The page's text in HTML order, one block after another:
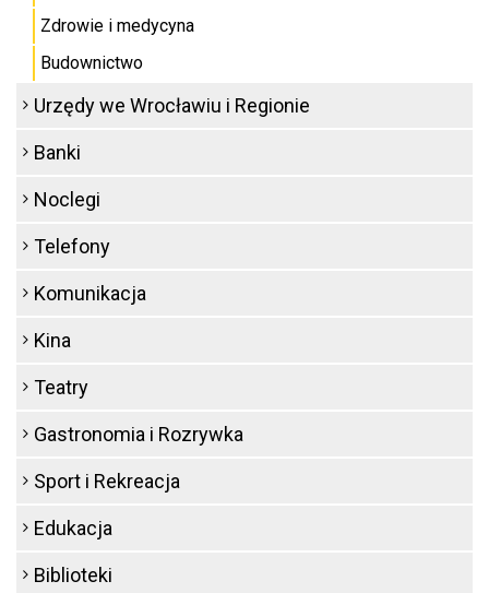
Zdrowie i medycyna
Budownictwo
Urzędy we Wrocławiu i Regionie
Banki
Noclegi
Telefony
Komunikacja
Kina
Teatry
Gastronomia i Rozrywka
Sport i Rekreacja
Edukacja
Biblioteki